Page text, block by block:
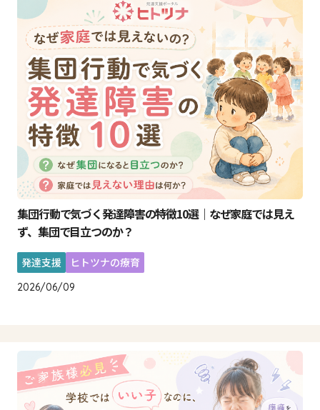
集団行動で気づく発達障害の特徴10選｜なぜ家庭では見え
ず、集団で目立つのか？
発達支援 ヒトツナの療育
2026/06/09